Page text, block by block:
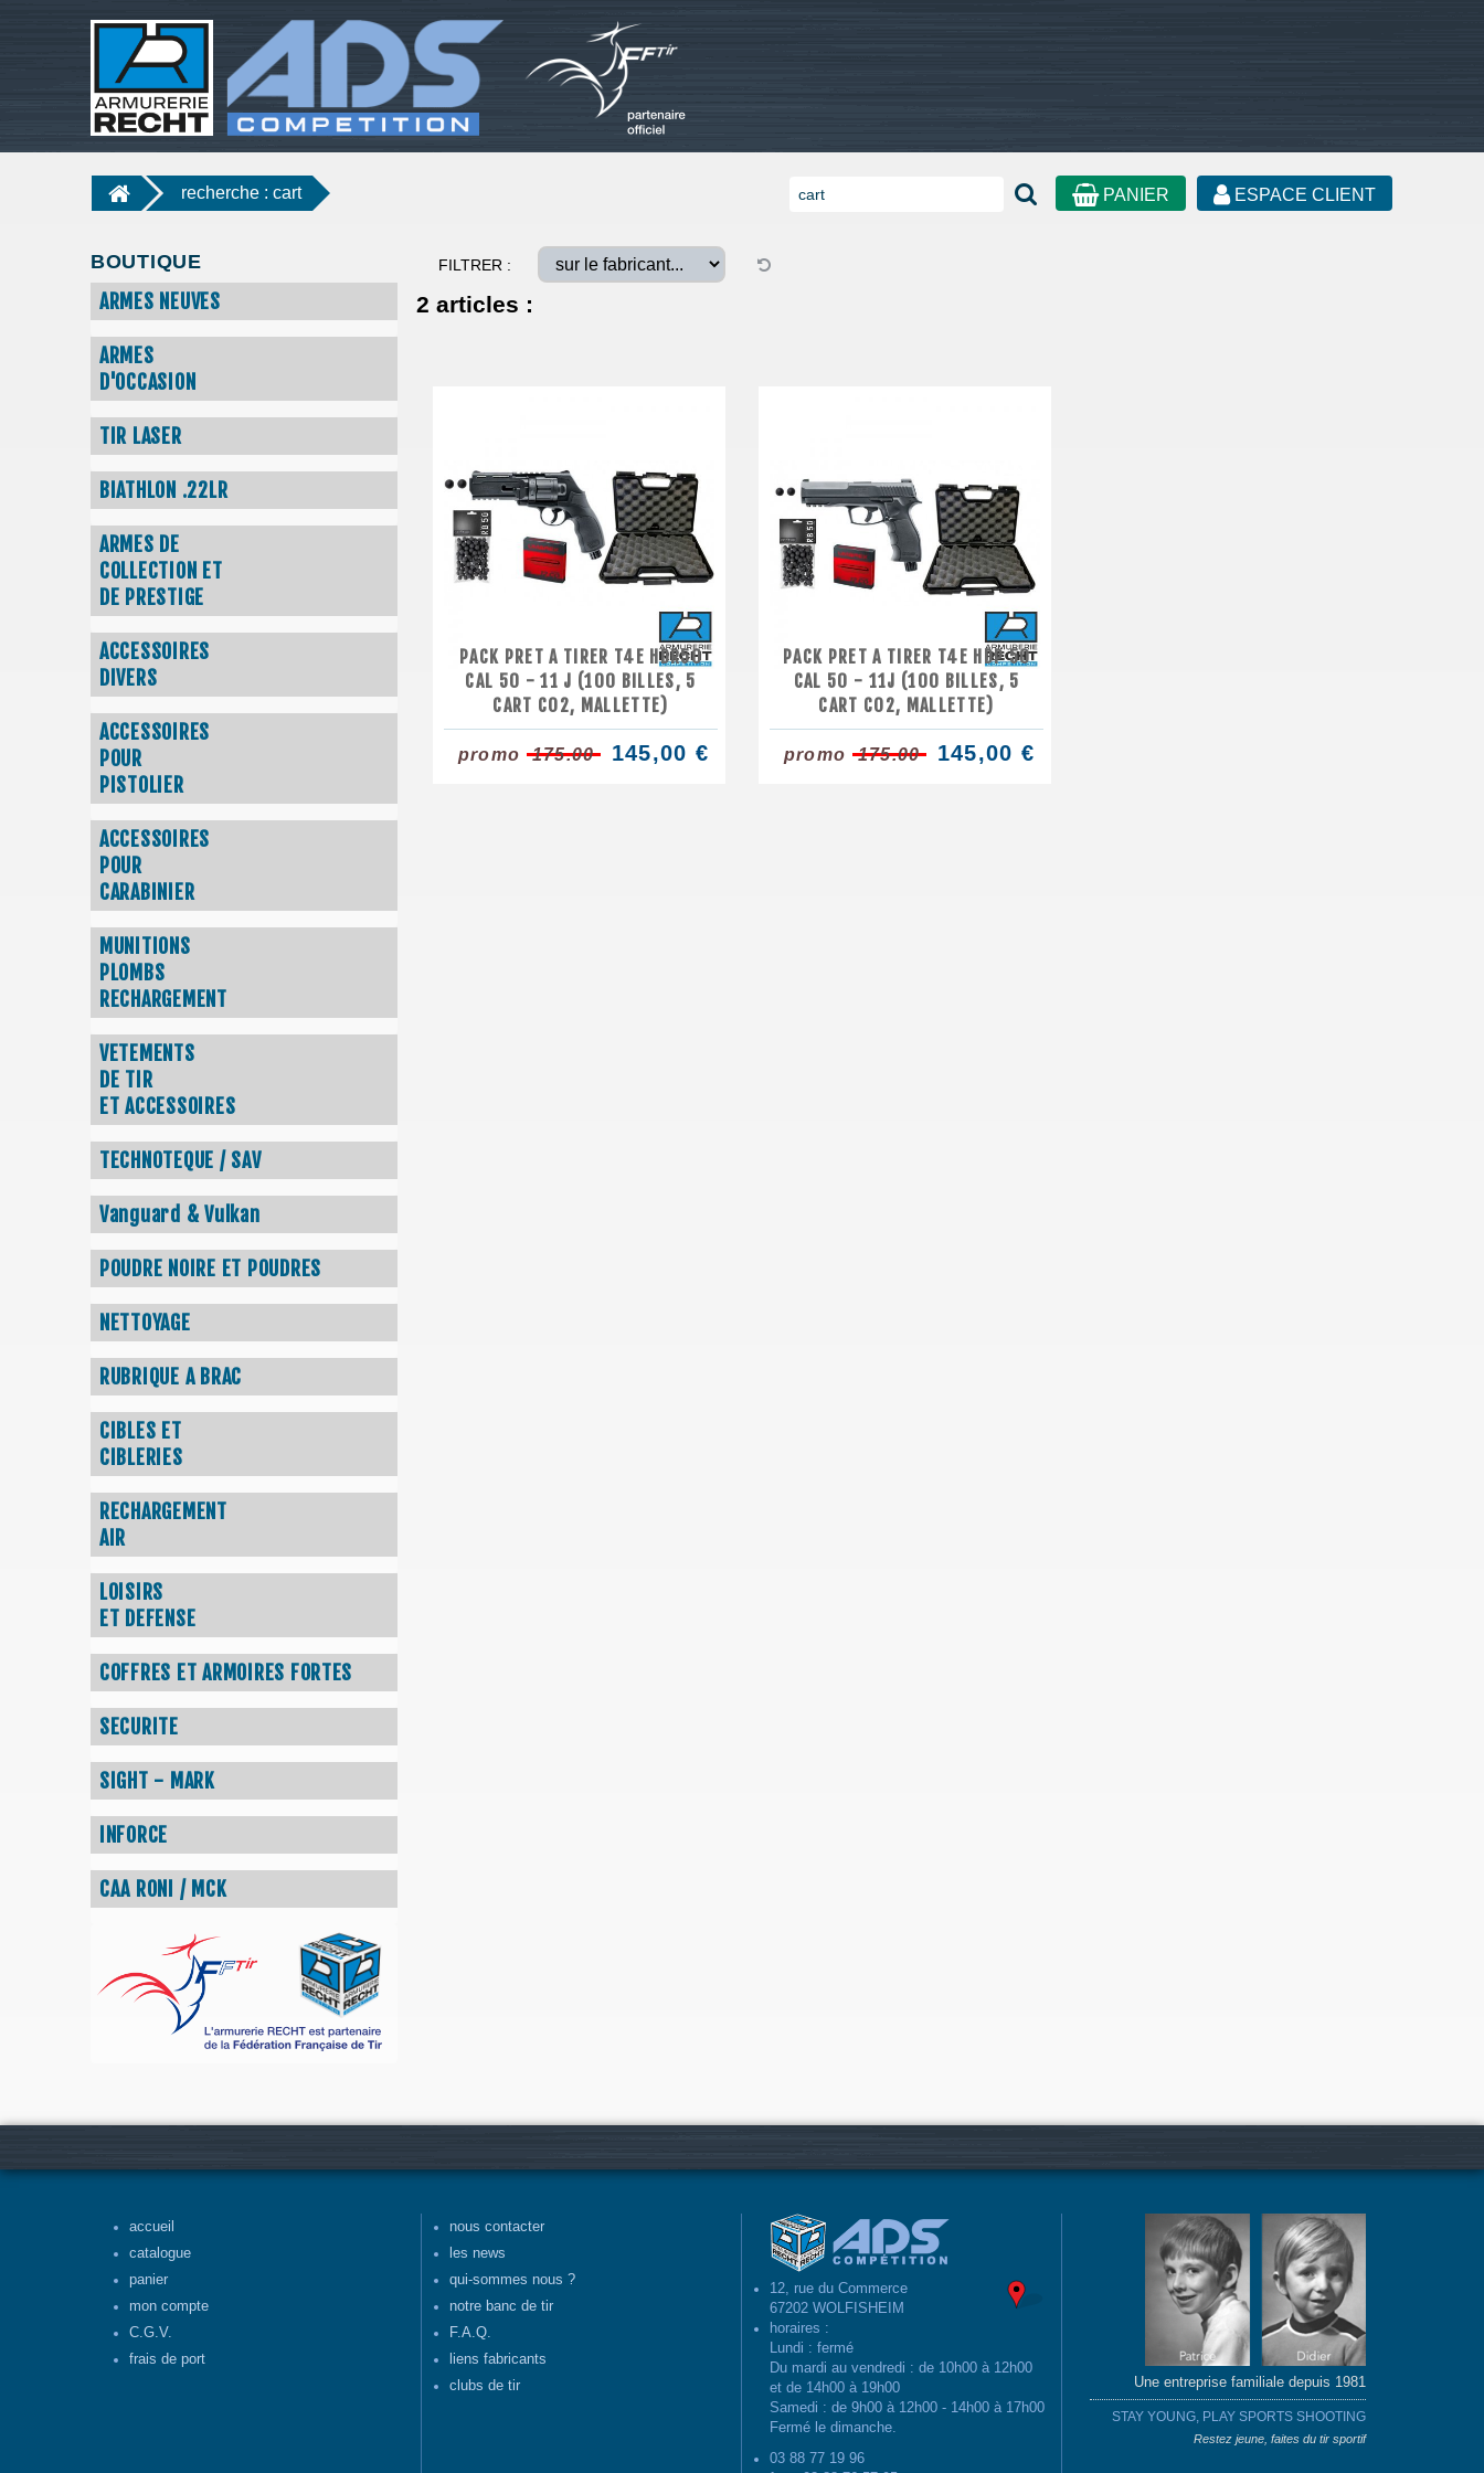
PANIER ESPACE CLIENT
recherche : cart
BOUTIQUE
ARMES NEUVES
ARMES
D'OCCASION
TIR LASER
BIATHLON .22LR
ARMES DE
COLLECTION ET
DE PRESTIGE
ACCESSOIRES
DIVERS
ACCESSOIRES
POUR
PISTOLIER
ACCESSOIRES
POUR
CARABINIER
MUNITIONS
PLOMBS
RECHARGEMENT
VETEMENTS
DE TIR
ET ACCESSOIRES
TECHNOTEQUE / SAV
Vanguard & Vulkan
POUDRE NOIRE ET POUDRES
NETTOYAGE
RUBRIQUE A BRAC
CIBLES ET
CIBLERIES
RECHARGEMENT
AIR
LOISIRS
ET DEFENSE
COFFRES ET ARMOIRES FORTES
SECURITE
SIGHT - MARK
INFORCE
CAA RONI / MCK
FILTRER :
2 articles :
PACK PRET A TIRER T4E HDR50
CAL 50 - 11 J (100 BILLES, 5
CART CO2, MALLETTE)
promo 175.00 145,00 €
PACK PRET A TIRER T4E HDP 50
CAL 50 - 11J (100 BILLES, 5
CART CO2, MALLETTE)
promo 175.00 145,00 €
accueil
catalogue
panier
mon compte
C.G.V.
frais de port
nous contacter
les news
qui-sommes nous ?
notre banc de tir
F.A.Q.
liens fabricants
clubs de tir
12, rue du Commerce
67202 WOLFISHEIM
horaires :
Lundi : fermé
Du mardi au vendredi : de 10h00 à 12h00
et de 14h00 à 19h00
Samedi : de 9h00 à 12h00 - 14h00 à 17h00
Fermé le dimanche.
03 88 77 19 96
Une entreprise familiale depuis 1981
STAY YOUNG, PLAY SPORTS SHOOTING
Restez jeune, faites du tir sportif